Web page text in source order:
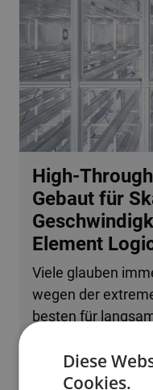
High-
Gebaut für
Element
Viele glauben
wegen der
besten für
oder kleine
dass das System
zehntausend
Diese
Cookies.